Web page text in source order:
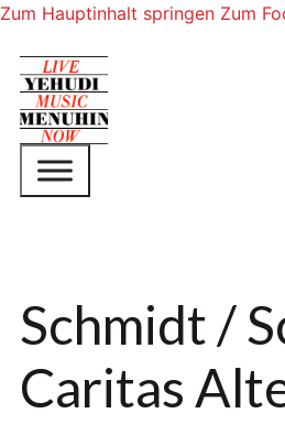
Zum Hauptinhalt springen Zum
Schmidt /
Caritas